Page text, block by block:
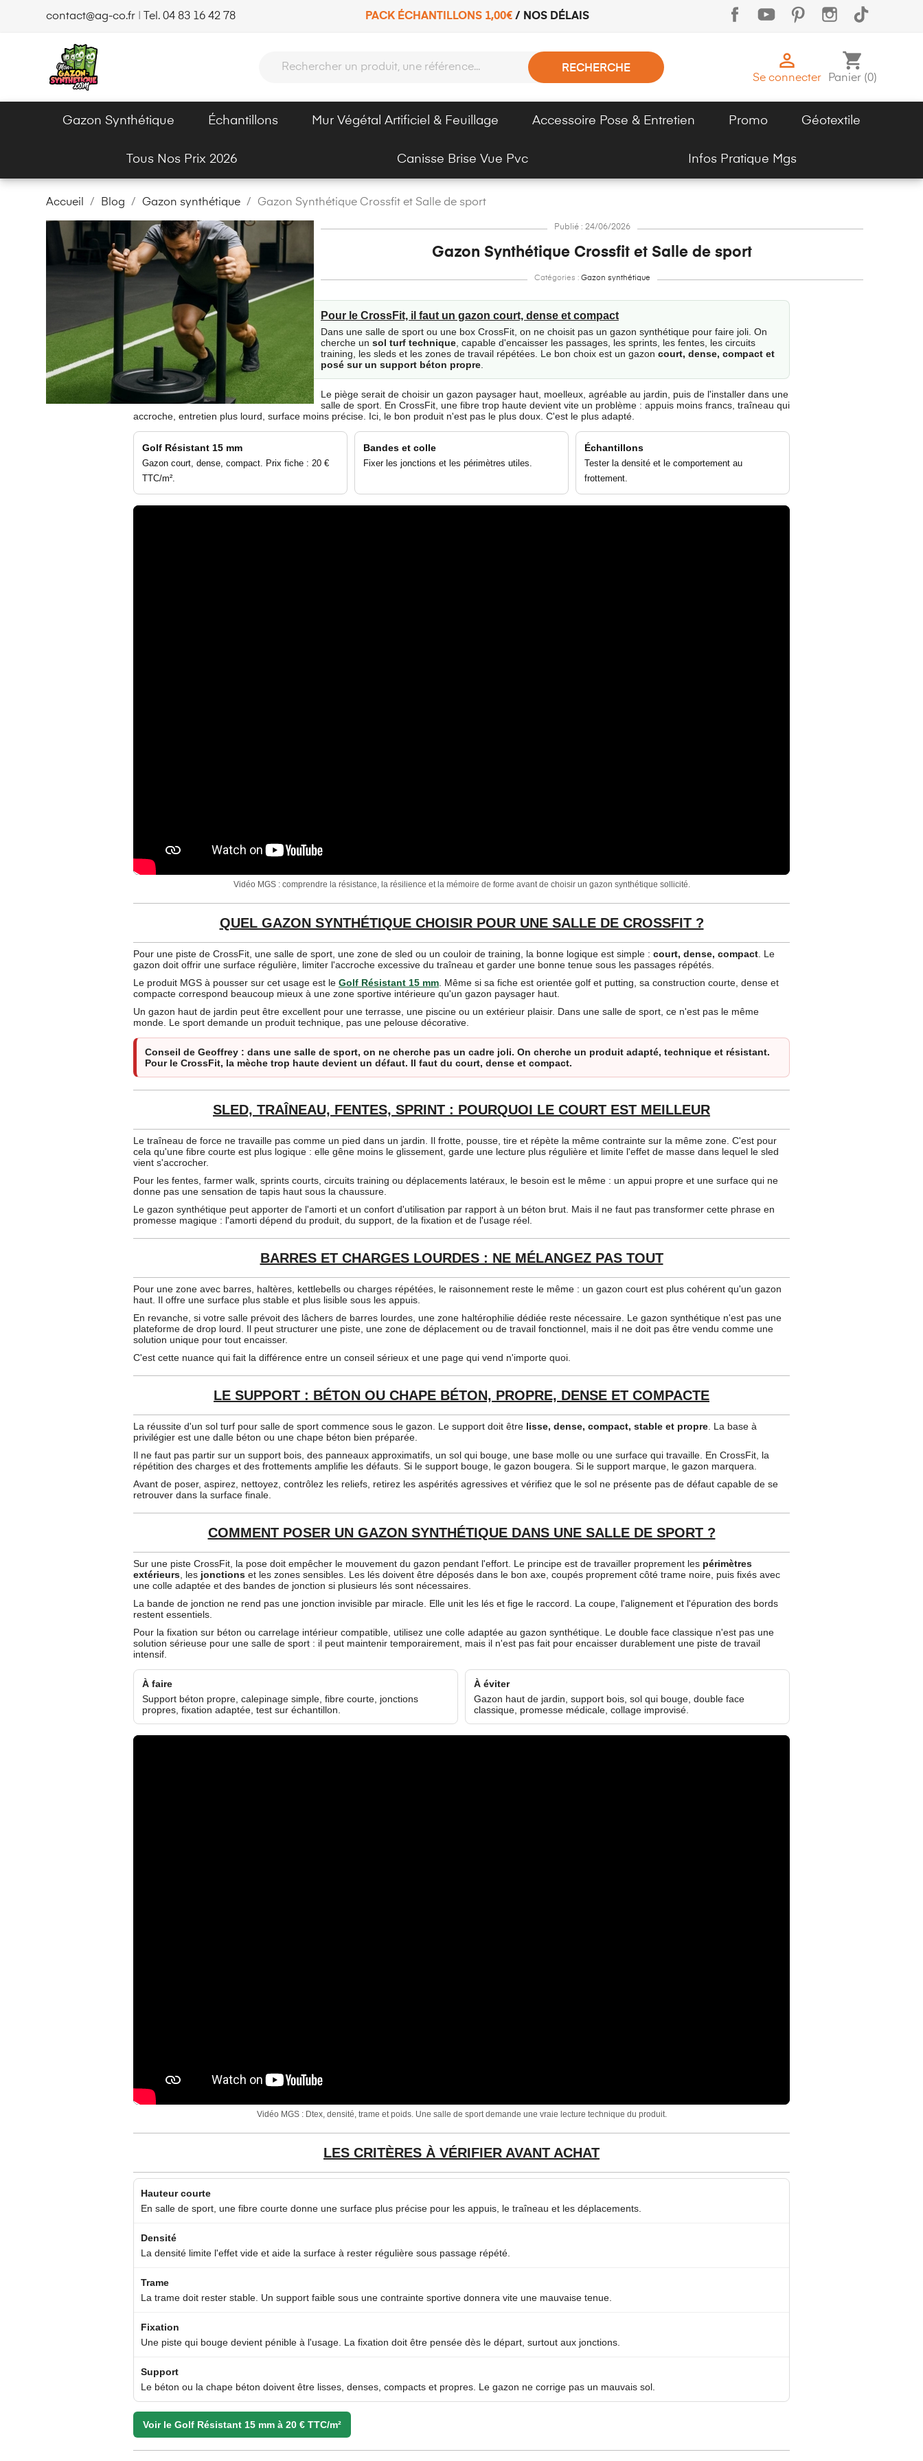
contact@ag-co.fr Tel. 04 83 16 42 78 PACK ÉCHANTILLONS 1,00€ / NOS DÉLAIS
RECHERCHE 
Se connecter
shopping_cart
Panier (0)
Gazon Synthétique Échantillons Mur Végétal Artificiel & Feuillage Accessoire Pose & Entretien Promo Géotextile
Tous Nos Prix 2026 Canisse Brise Vue Pvc Infos Pratique Mgs
Accueil Blog Gazon synthétique Gazon Synthétique Crossfit et Salle de sport
Publié : 24/06/2026
Gazon Synthétique Crossfit et Salle de sport
Catégories : Gazon synthétique
Pour le CrossFit, il faut un gazon court, dense et compact
Dans une salle de sport ou une box CrossFit, on ne choisit pas un gazon synthétique pour faire joli. On
cherche un sol turf technique , capable d'encaisser les passages, les sprints, les fentes, les circuits
training, les sleds et les zones de travail répétées. Le bon choix est un gazon court, dense, compact et
posé sur un support béton propre
Le piège serait de choisir un gazon paysager haut, moelleux, agréable au jardin, puis de l'installer dans une
salle de sport. En CrossFit, une fibre trop haute devient vite un problème : appuis moins francs, traîneau qui
accroche, entretien plus lourd, surface moins précise. Ici, le bon produit n'est pas le plus doux. C'est le plus adapté.
Golf Résistant 15 mm
Gazon court, dense, compact. Prix fiche : 20 €
TTC/m².
Bandes et colle
Fixer les jonctions et les périmètres utiles.
Échantillons
Tester la densité et le comportement au
frottement.
Vidéo MGS : comprendre la résistance, la résilience et la mémoire de forme avant de choisir un gazon synthétique sollicité.
QUEL GAZON SYNTHÉTIQUE CHOISIR POUR UNE SALLE DE CROSSFIT ?
Pour une piste de CrossFit, une salle de sport, une zone de sled ou un couloir de training, la bonne logique est simple : court, dense, compact . Le
gazon doit offrir une surface régulière, limiter l'accroche excessive du traîneau et garder une bonne tenue sous les passages répétés.
Le produit MGS à pousser sur cet usage est le Golf Résistant 15 mm . Même si sa fiche est orientée golf et putting, sa construction courte, dense et
compacte correspond beaucoup mieux à une zone sportive intérieure qu'un gazon paysager haut.
Un gazon haut de jardin peut être excellent pour une terrasse, une piscine ou un extérieur plaisir. Dans une salle de sport, ce n'est pas le même
monde. Le sport demande un produit technique, pas une pelouse décorative.
Conseil de Geoffrey : dans une salle de sport, on ne cherche pas un cadre joli. On cherche un produit adapté, technique et résistant.
Pour le CrossFit, la mèche trop haute devient un défaut. Il faut du court, dense et compact.
SLED, TRAÎNEAU, FENTES, SPRINT : POURQUOI LE COURT EST MEILLEUR
Le traîneau de force ne travaille pas comme un pied dans un jardin. Il frotte, pousse, tire et répète la même contrainte sur la même zone. C'est pour
cela qu'une fibre courte est plus logique : elle gêne moins le glissement, garde une lecture plus régulière et limite l'effet de masse dans lequel le sled
vient s'accrocher.
Pour les fentes, farmer walk, sprints courts, circuits training ou déplacements latéraux, le besoin est le même : un appui propre et une surface qui ne
donne pas une sensation de tapis haut sous la chaussure.
Le gazon synthétique peut apporter de l'amorti et un confort d'utilisation par rapport à un béton brut. Mais il ne faut pas transformer cette phrase en
promesse magique : l'amorti dépend du produit, du support, de la fixation et de l'usage réel.
BARRES ET CHARGES LOURDES : NE MÉLANGEZ PAS TOUT
Pour une zone avec barres, haltères, kettlebells ou charges répétées, le raisonnement reste le même : un gazon court est plus cohérent qu'un gazon
haut. Il offre une surface plus stable et plus lisible sous les appuis.
En revanche, si votre salle prévoit des lâchers de barres lourdes, une zone haltérophilie dédiée reste nécessaire. Le gazon synthétique n'est pas une
plateforme de drop lourd. Il peut structurer une piste, une zone de déplacement ou de travail fonctionnel, mais il ne doit pas être vendu comme une
solution unique pour tout encaisser.
C'est cette nuance qui fait la différence entre un conseil sérieux et une page qui vend n'importe quoi.
LE SUPPORT : BÉTON OU CHAPE BÉTON, PROPRE, DENSE ET COMPACTE
La réussite d'un sol turf pour salle de sport commence sous le gazon. Le support doit être lisse, dense, compact, stable et propre . La base à
privilégier est une dalle béton ou une chape béton bien préparée.
Il ne faut pas partir sur un support bois, des panneaux approximatifs, un sol qui bouge, une base molle ou une surface qui travaille. En CrossFit, la
répétition des charges et des frottements amplifie les défauts. Si le support bouge, le gazon bougera. Si le support marque, le gazon marquera.
Avant de poser, aspirez, nettoyez, contrôlez les reliefs, retirez les aspérités agressives et vérifiez que le sol ne présente pas de défaut capable de se
retrouver dans la surface finale.
COMMENT POSER UN GAZON SYNTHÉTIQUE DANS UNE SALLE DE SPORT ?
Sur une piste CrossFit, la pose doit empêcher le mouvement du gazon pendant l'effort. Le principe est de travailler proprement les périmètres
extérieurs , les jonctions et les zones sensibles. Les lés doivent être déposés dans le bon axe, coupés proprement côté trame noire, puis fixés avec
une colle adaptée et des bandes de jonction si plusieurs lés sont nécessaires.
La bande de jonction ne rend pas une jonction invisible par miracle. Elle unit les lés et fige le raccord. La coupe, l'alignement et l'épuration des bords
restent essentiels.
Pour la fixation sur béton ou carrelage intérieur compatible, utilisez une colle adaptée au gazon synthétique. Le double face classique n'est pas une
solution sérieuse pour une salle de sport : il peut maintenir temporairement, mais il n'est pas fait pour encaisser durablement une piste de travail
intensif.
À faire
Support béton propre, calepinage simple, fibre courte, jonctions
propres, fixation adaptée, test sur échantillon.
À éviter
Gazon haut de jardin, support bois, sol qui bouge, double face
classique, promesse médicale, collage improvisé.
Vidéo MGS : Dtex, densité, trame et poids. Une salle de sport demande une vraie lecture technique du produit.
LES CRITÈRES À VÉRIFIER AVANT ACHAT
Hauteur courte
En salle de sport, une fibre courte donne une surface plus précise pour les appuis, le traîneau et les déplacements.
Densité
La densité limite l'effet vide et aide la surface à rester régulière sous passage répété.
Trame
La trame doit rester stable. Un support faible sous une contrainte sportive donnera vite une mauvaise tenue.
Fixation
Une piste qui bouge devient pénible à l'usage. La fixation doit être pensée dès le départ, surtout aux jonctions.
Support
Le béton ou la chape béton doivent être lisses, denses, compacts et propres. Le gazon ne corrige pas un mauvais sol.
Voir le Golf Résistant 15 mm à 20 € TTC/m²